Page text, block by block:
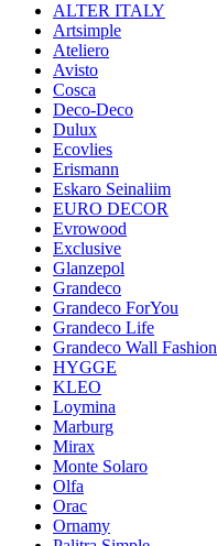
ALTER ITALY
Artsimple
Ateliero
Avisto
Cosca
Deco-Deco
Dulux
Ecovlies
Erismann
Eskaro Seinaliim
EURO DECOR
Evrowood
Exclusive
Glanzepol
Grandeco
Grandeco ForYou
Grandeco Life
Grandeco Wall Fashion
HYGGE
KLEO
Loymina
Marburg
Mirax
Monte Solaro
Olfa
Orac
Ornamy